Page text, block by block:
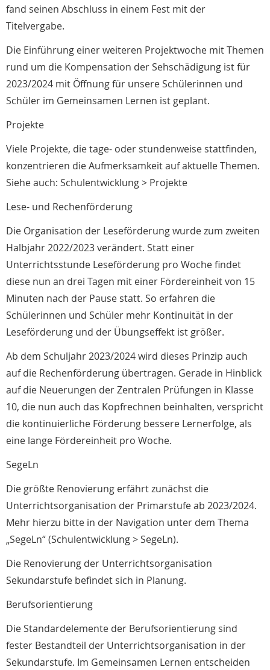
fand seinen Abschluss in einem Fest mit der
Titelvergabe.
Die Einführung einer weiteren Projektwoche mit Themen
rund um die Kompensation der Sehschädigung ist für
2023/2024 mit Öffnung für unsere Schülerinnen und
Schüler im Gemeinsamen Lernen ist geplant.
Projekte
Viele Projekte, die tage- oder stundenweise stattfinden,
konzentrieren die Aufmerksamkeit auf aktuelle Themen.
Siehe auch: Schulentwicklung > Projekte
Lese- und Rechenförderung
Die Organisation der Leseförderung wurde zum zweiten
Halbjahr 2022/2023 verändert. Statt einer
Unterrichtsstunde Leseförderung pro Woche findet
diese nun an drei Tagen mit einer Fördereinheit von 15
Minuten nach der Pause statt. So erfahren die
Schülerinnen und Schüler mehr Kontinuität in der
Leseförderung und der Übungseffekt ist größer.
Ab dem Schuljahr 2023/2024 wird dieses Prinzip auch
auf die Rechenförderung übertragen. Gerade in Hinblick
auf die Neuerungen der Zentralen Prüfungen in Klasse
10, die nun auch das Kopfrechnen beinhalten, verspricht
die kontinuierliche Förderung bessere Lernerfolge, als
eine lange Fördereinheit pro Woche.
SegeLn
Die größte Renovierung erfährt zunächst die
Unterrichtsorganisation der Primarstufe ab 2023/2024.
Mehr hierzu bitte in der Navigation unter dem Thema
„SegeLn“ (Schulentwicklung > SegeLn).
Die Renovierung der Unterrichtsorganisation
Sekundarstufe befindet sich in Planung.
Berufsorientierung
Die Standardelemente der Berufsorientierung sind
fester Bestandteil der Unterrichtsorganisation in der
Sekundarstufe. Im Gemeinsamen Lernen entscheiden